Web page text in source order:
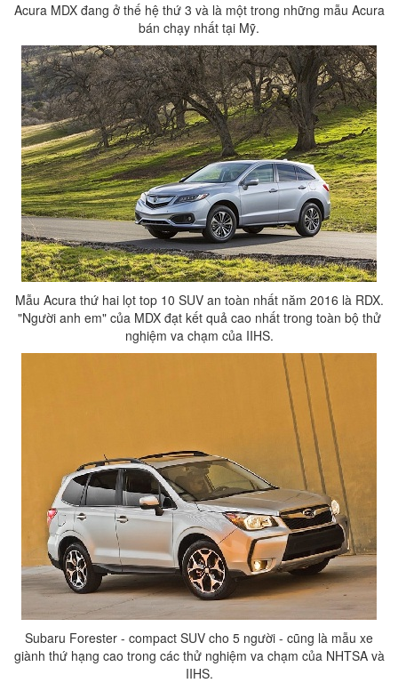
Acura MDX đang ở thế hệ thứ 3 và là một trong những mẫu Acura
bán chạy nhất tại Mỹ.
Mẫu Acura thứ hai lọt top 10 SUV an toàn nhất năm 2016 là RDX.
"Người anh em" của MDX đạt kết quả cao nhất trong toàn bộ thử
nghiệm va chạm của IIHS.
Subaru Forester - compact SUV cho 5 người - cũng là mẫu xe
giành thứ hạng cao trong các thử nghiệm va chạm của NHTSA và
IIHS.